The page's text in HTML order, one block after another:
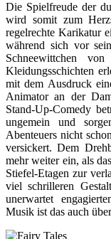
Die Spielfreude der
wird somit zum
regelrechte Karikatur
während sich vor
Schneewittchen
Kleidungsschichten
mit dem Ausdruck
Animator an der
Stand-Up-Comedy
ungemein und
Abenteuers nicht
versickert. Dem
mehr weiter ein, als
Stiefel-Etagen zur
viel schrilleren
unerwartet
Musik ist das auch